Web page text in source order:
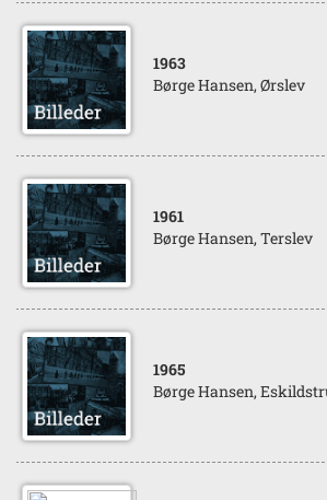
1963
Børge Hansen, Ørslev
1961
Børge Hansen, Terslev
1965
Børge Hansen,